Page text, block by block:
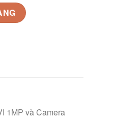
1MP và Camera